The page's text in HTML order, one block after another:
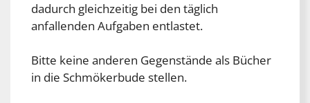
dadurch gleichzeitig bei den täglich
anfallenden Aufgaben entlastet.
Bitte keine anderen Gegenstände als Bücher
in die Schmökerbude stellen.